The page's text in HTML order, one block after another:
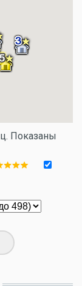
Показаны